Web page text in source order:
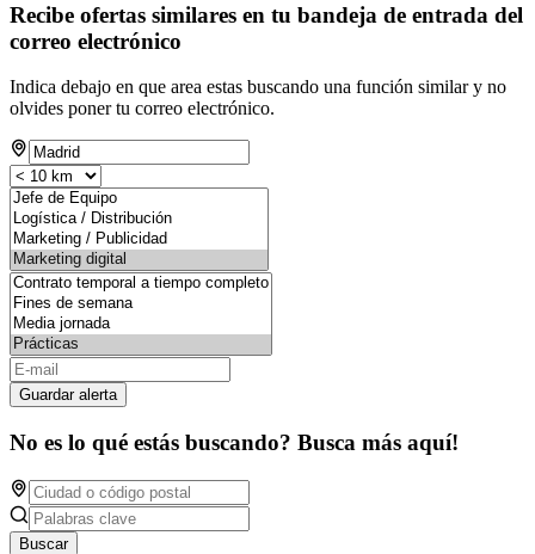
Recibe ofertas similares en tu bandeja de entrada del
correo electrónico
Indica debajo en que area estas buscando una función similar y no
olvides poner tu correo electrónico.
Guardar alerta
No es lo qué estás buscando? Busca más aquí!
Buscar